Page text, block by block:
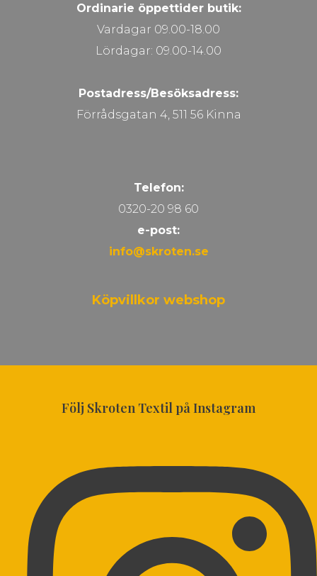
Ordinarie öppettider butik:
Vardagar 09.00-18.00
Lördagar: 09.00-14.00
Postadress/Besöksadress:
Förrådsgatan 4, 511 56 Kinna
Telefon:
0320-20 98 60
e-post:
info@skroten.se
Köpvillkor webshop
Följ Skroten Textil på Instagram